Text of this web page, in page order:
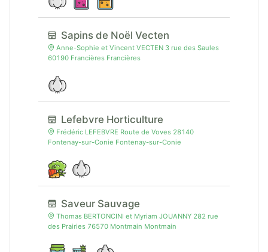
Sapins de Noël Vecten
Anne-Sophie et Vincent VECTEN 3 rue des Saules
60190 Francières Francières
Lefebvre Horticulture
Frédéric LEFEBVRE Route de Voves 28140
Fontenay-sur-Conie Fontenay-sur-Conie
Saveur Sauvage
Thomas BERTONCINI et Myriam JOUANNY 282 rue
des Prairies 76570 Montmain Montmain